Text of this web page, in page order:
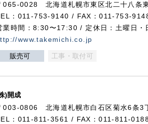
065-0028 北海道札幌市東区北二十八条
：011-753-9140 / FAX：011-753-
業時間：8:30〜17:30 / 定休日：土曜日・
www.takemichi.co.jp
販売可 工事・取付可
)開成
003-0806 北海道札幌市白石区菊水6条3
：011-811-3561 / FAX：011-811-